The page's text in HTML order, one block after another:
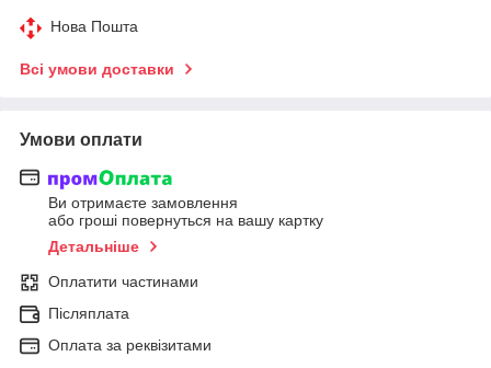
Нова Пошта
Всі умови доставки
Умови оплати
Ви отримаєте замовлення
або гроші повернуться на вашу картку
Детальніше
Оплатити частинами
Післяплата
Оплата за реквізитами